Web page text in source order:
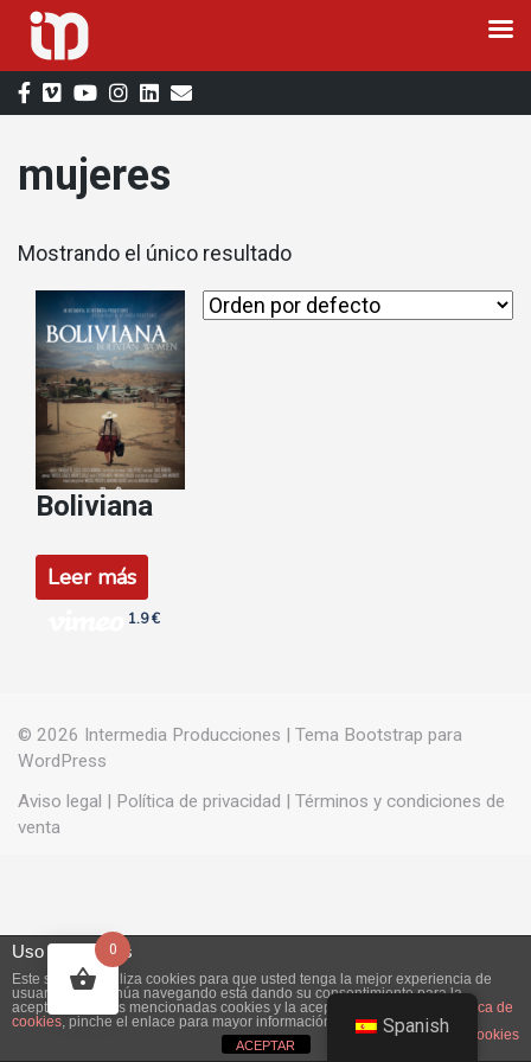
Saltar
al
mujeres
Mostrando el único resultado
Boliviana
Leer más
1.9 €
© 2026 Intermedia Producciones | Tema Bootstrap para
WordPress
Aviso legal | Política de privacidad | Términos y condiciones de
venta
Uso de cookies
Este sitio web utiliza cookies para que usted tenga la mejor experiencia de
usuario. Si continúa navegando está dando su consentimiento para la
aceptación de las mencionadas cookies y la aceptación de nuestra
política de
cookies, pinche el enlace para mayor información.
plugin cookies
ACEPTAR
Spanish
0